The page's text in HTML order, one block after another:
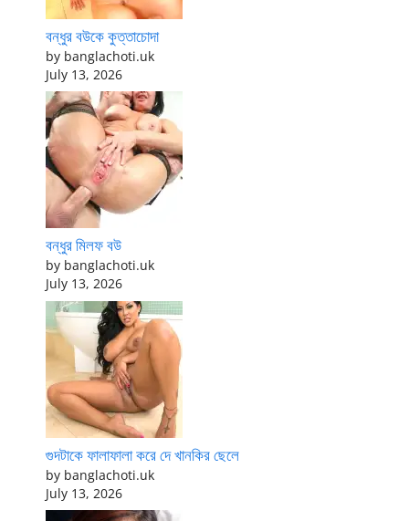
বন্ধুর বউকে কুত্তাচোদা
by banglachoti.uk
July 13, 2026
বন্ধুর মিলফ বউ
by banglachoti.uk
July 13, 2026
গুদটাকে ফালাফালা করে দে খানকির ছেলে
by banglachoti.uk
July 13, 2026